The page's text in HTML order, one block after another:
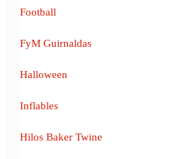
Football
FyM Guirnaldas
Halloween
Inflables
Hilos Baker Twine